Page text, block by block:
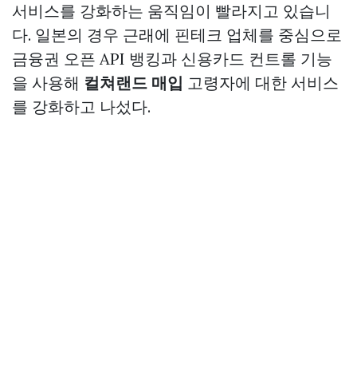
서비스를 강화하는 움직임이 빨라지고 있습니
다. 일본의 경우 근래에 핀테크 업체를 중심으로
금융권 오픈 API 뱅킹과 신용카드 컨트롤 기능
을 사용해 컬쳐랜드 매입 고령자에 대한 서비스
를 강화하고 나섰다.